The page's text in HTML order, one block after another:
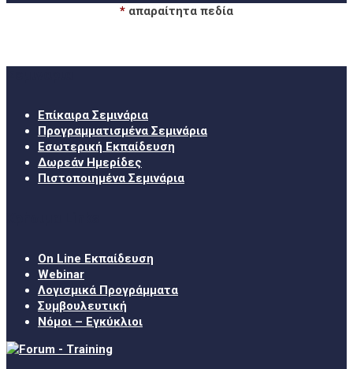
* απαραίτητα πεδία
Επίκαιρα Σεμινάρια
Προγραμματισμένα Σεμινάρια
Εσωτερική Εκπαίδευση
Δωρεάν Ημερίδες
Πιστοποιημένα Σεμινάρια
On Line Εκπαίδευση
Webinar
Λογισμικά Προγράμματα
Συμβουλευτική
Νόμοι – Εγκύκλιοι